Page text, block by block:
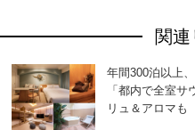
関連
年間300泊以上
「都内で全室
リュ＆アロマも